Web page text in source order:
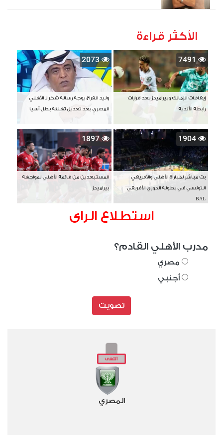
الأكثر قراءة
7491
إيقافات الزمالك وبيراميدز بعد قرارات
رابطة الأندية
2073
وليد الفراج يوجه رسالة شكر لـ الأهلي
المصري بعد تعديل تهنئة بطل آسيا
1904
بث مباشر لمباراة الأهلي والأفريقي
التونسي في بطولة الدوري الأفريقي
BAL
1897
المستبعدين من قائمة الأهلي لمواجهة
بيراميدز
استطلاع الراى
مدرب الأهلي القادم؟
مصري
أجنبي
تصويت
المصري